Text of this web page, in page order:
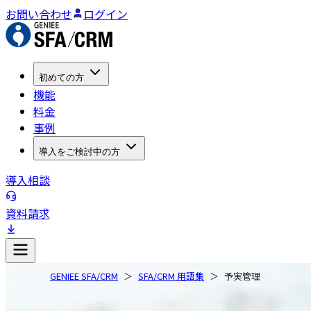
お問い合わせ ログイン
初めての方
機能
料金
事例
導入をご検討中の方
導入相談
資料請求
GENIEE SFA/CRM SFA/CRM 用語集 予実管理